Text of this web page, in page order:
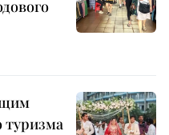
туризма